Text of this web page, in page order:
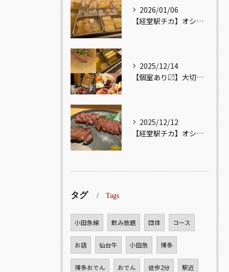
2026/01/06
【経堂駅チカ】オシャレ居酒屋🏮出汁が美味しいおでんがオススメ...
2025/12/14
【個室あり〼】大切な記念日、お祝い事でのご来店ぜひお待ちして...
2025/12/12
【経堂駅チカ】オシャレ居酒屋🏮自慢のお肉が楽しめる🐃お得なコ...
タグ Tags
小田急線 飲み放題 団体 コース
お店 仙台牛 小田急 博多
博多おでん おでん 徒歩2分 駅近